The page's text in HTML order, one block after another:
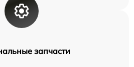
запчасти